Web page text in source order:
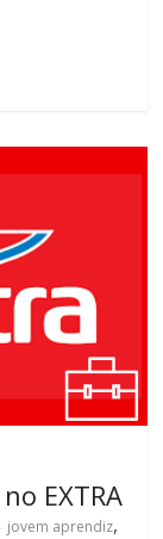
EXTRA
jovem aprendiz,